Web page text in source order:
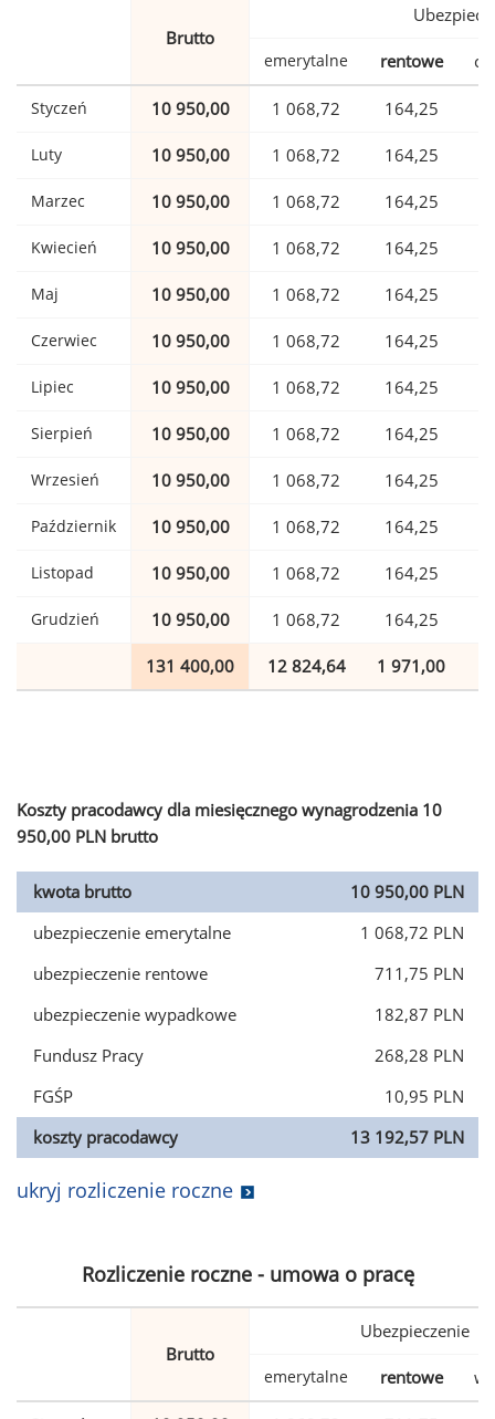
Brutto
emerytalne rentowe
Styczeń 10 950,00 1 068,72 164,25
Luty 10 950,00 1 068,72 164,25
Marzec 10 950,00 1 068,72 164,25
Kwiecień 10 950,00 1 068,72 164,25
Maj 10 950,00 1 068,72 164,25
Czerwiec 10 950,00 1 068,72 164,25
Lipiec 10 950,00 1 068,72 164,25
Sierpień 10 950,00 1 068,72 164,25
Wrzesień 10 950,00 1 068,72 164,25
Październik 10 950,00 1 068,72 164,25
Listopad 10 950,00 1 068,72 164,25
Grudzień 10 950,00 1 068,72 164,25
131 400,00 12 824,64 1 971,00
Koszty pracodawcy dla miesięcznego wynagrodzenia 10
950,00 PLN brutto
kwota brutto
10 950,00 PLN
ubezpieczenie emerytalne
1 068,72 PLN
ubezpieczenie rentowe
711,75 PLN
ubezpieczenie wypadkowe
182,87 PLN
Fundusz Pracy
268,28 PLN
FGŚP
10,95 PLN
koszty pracodawcy
13 192,57 PLN
ukryj rozliczenie roczne
Rozliczenie roczne - umowa o pracę
Brutto
Ubezpieczenie
emerytalne rentowe